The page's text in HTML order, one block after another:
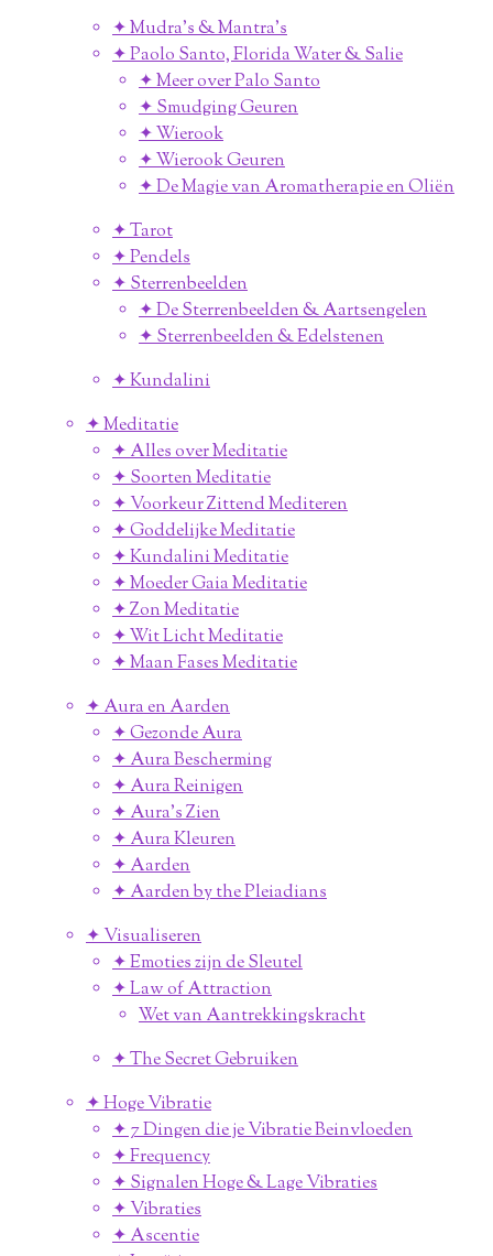
✦ Mudra's & Mantra's
✦ Paolo Santo, Florida Water & Salie
✦ Meer over Palo Santo
✦ Smudging Geuren
✦ Wierook
✦ Wierook Geuren
✦ De Magie van Aromatherapie en Oliën
✦ Tarot
✦ Pendels
✦ Sterrenbeelden
✦ De Sterrenbeelden & Aartsengelen
✦ Sterrenbeelden & Edelstenen
✦ Kundalini
✦ Meditatie
✦ Alles over Meditatie
✦ Soorten Meditatie
✦ Voorkeur Zittend Mediteren
✦ Goddelijke Meditatie
✦ Kundalini Meditatie
✦ Moeder Gaia Meditatie
✦ Zon Meditatie
✦ Wit Licht Meditatie
✦ Maan Fases Meditatie
✦ Aura en Aarden
✦ Gezonde Aura
✦ Aura Bescherming
✦ Aura Reinigen
✦ Aura's Zien
✦ Aura Kleuren
✦ Aarden
✦ Aarden by the Pleiadians
✦ Visualiseren
✦ Emoties zijn de Sleutel
✦ Law of Attraction
Wet van Aantrekkingskracht
✦ The Secret Gebruiken
✦ Hoge Vibratie
✦ 7 Dingen die je Vibratie Beinvloeden
✦ Frequency
✦ Signalen Hoge & Lage Vibraties
✦ Vibraties
✦ Ascentie